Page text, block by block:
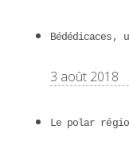
Bédédicaces,
3 août 2018
Le polar